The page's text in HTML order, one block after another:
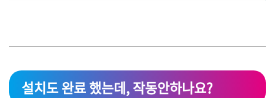
설치도 완료 했는데, 작동안하나요?